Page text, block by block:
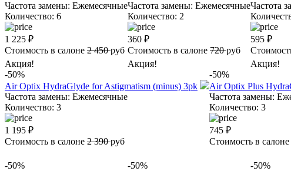
Частота замены: Ежемесячные
Количество: 6
1 225 ₽
Стоимость в салоне 2 450руб
Акция!
Частота замены: Ежемесячные
Количество: 2
360 ₽
Стоимость в салоне 720руб
Акция!
Частота
595 ₽
Акция!
-50%
Air Optix HydraGlyde for Astigmatism (minus) 3pk
Частота замены: Ежемесячные
Количество: 3
1 195 ₽
Стоимость в салоне 2 390руб
-50%
Air Optix Plus
Частота замены:
Количество: 3
745 ₽
Стоимость в салоне
-50%
-50%
-50%